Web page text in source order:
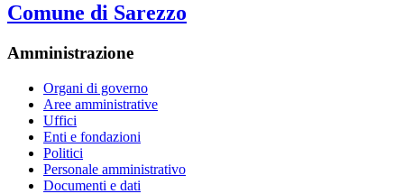
Comune di Sarezzo
Amministrazione
Organi di governo
Aree amministrative
Uffici
Enti e fondazioni
Politici
Personale amministrativo
Documenti e dati